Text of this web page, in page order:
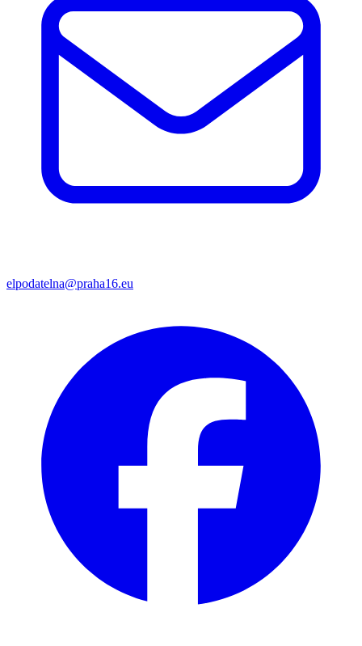
elpodatelna@praha16.eu